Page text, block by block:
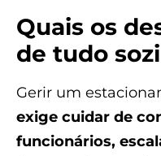
Quais os
de tudo
Gerir um
exige cuidar de
funcionários,